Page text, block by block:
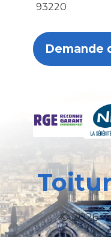
93220
Demande
© 2026